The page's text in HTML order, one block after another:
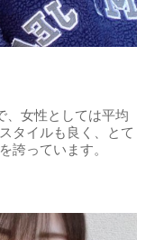
、女性としては平均
タイルも良く、とて
誇っています。